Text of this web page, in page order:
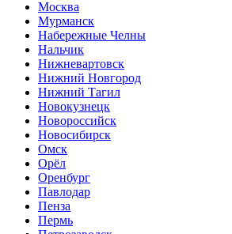
Москва
Мурманск
Набережные Челны
Нальчик
Нижневартовск
Нижний Новгород
Нижний Тагил
Новокузнецк
Новороссийск
Новосибирск
Омск
Орёл
Оренбург
Павлодар
Пенза
Пермь